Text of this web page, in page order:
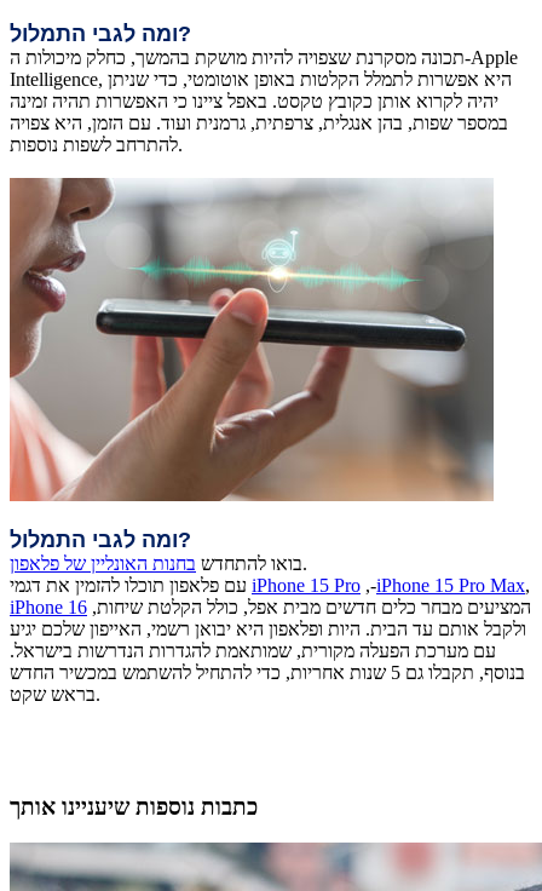
ומה לגבי התמלול?
תכונה מסקרנת שצפויה להיות מושקת בהמשך, כחלק מיכולות ה-Apple
Intelligence, היא אפשרות לתמלל הקלטות באופן אוטומטי, כדי שניתן
יהיה לקרוא אותן כקובץ טקסט. באפל ציינו כי האפשרות תהיה זמינה
במספר שפות, בהן אנגלית, צרפתית, גרמנית ועוד. עם הזמן, היא צפויה
להתרחב לשפות נוספות.
ומה לגבי התמלול?
בואו להתחדש בחנות האונליין של פלאפון
.
iPhone 15 Pro ,-iPhone 15 Pro Max,
iPhone 16
ולקבל אותם עד הבית. היות ופלאפון היא יבואן רשמי, האייפון שלכם יגיע
עם מערכת הפעלה מקורית, שמותאמת להגדרות הנדרשות בישראל.
בנוסף, תקבלו גם 5 שנות אחריות, כדי להתחיל להשתמש במכשיר החדש
בראש שקט.
כתבות נוספות שיעניינו אותך